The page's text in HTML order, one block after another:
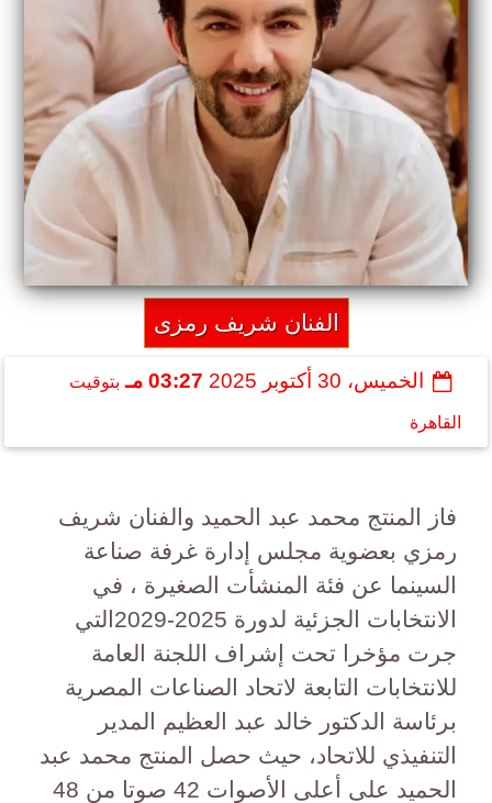
الفنان شريف رمزى
الخميس، 30 أكتوبر 2025 03:27 مـ بتوقيت
القاهرة
فاز المنتج محمد عبد الحميد والفنان شريف
رمزي بعضوية مجلس إدارة غرفة صناعة
السينما عن فئة المنشأت الصغيرة ، في
الانتخابات الجزئية لدورة 2025-2029التي
جرت مؤخرا تحت إشراف اللجنة العامة
للانتخابات التابعة لاتحاد الصناعات المصرية
برئاسة الدكتور خالد عبد العظيم المدير
التنفيذي للاتحاد، حيث حصل المنتج محمد عبد
الحميد على أعلى الأصوات 42 صوتا من 48